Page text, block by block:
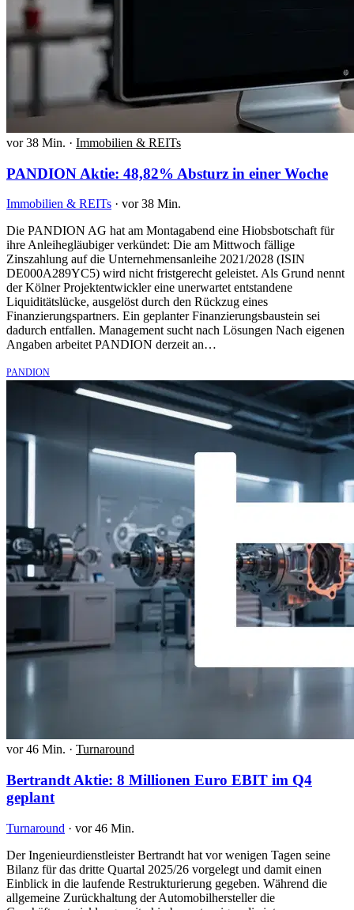
vor 38 Min. · Immobilien & REITs
PANDION Aktie: 48,82% Absturz in einer Woche
Immobilien & REITs · vor 38 Min.
Die PANDION AG hat am Montagabend eine Hiobsbotschaft für
ihre Anleihegläubiger verkündet: Die am Mittwoch fällige
Zinszahlung auf die Unternehmensanleihe 2021/2028 (ISIN
DE000A289YC5) wird nicht fristgerecht geleistet. Als Grund nennt
der Kölner Projektentwickler eine unerwartet entstandene
Liquiditätslücke, ausgelöst durch den Rückzug eines
Finanzierungspartners. Ein geplanter Finanzierungsbaustein sei
dadurch entfallen. Management sucht nach Lösungen Nach eigenen
Angaben arbeitet PANDION derzeit an…
PANDION
vor 46 Min. · Turnaround
Bertrandt Aktie: 8 Millionen Euro EBIT im Q4
geplant
Turnaround · vor 46 Min.
Der Ingenieurdienstleister Bertrandt hat vor wenigen Tagen seine
Bilanz für das dritte Quartal 2025/26 vorgelegt und damit einen
Einblick in die laufende Restrukturierung gegeben. Während die
allgemeine Zurückhaltung der Automobilhersteller die